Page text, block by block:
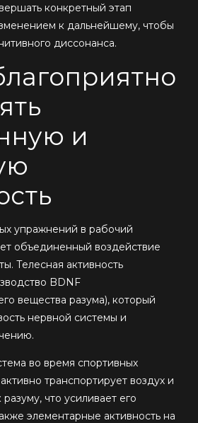
конкретный этап
к дальнейшему, чтобы
диссонанса.
и
упражнений в рабочий
объединенный воздействие
Телесная активность
BDNF
вещества разума), который
нервной системы и
во время спортивных
транспортирует воздух и
что усиливает его
элементарные активность на